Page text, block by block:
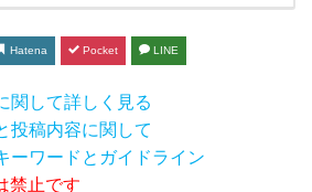
Hatena Pocket LINE
関して詳しく見る
投稿内容に関して
ーワードとガイドライン
禁止です